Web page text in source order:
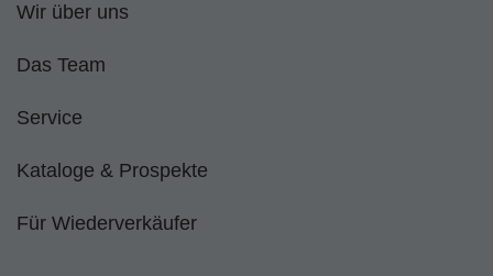
Wir über uns
Das Team
Service
Kataloge & Prospekte
Für Wiederverkäufer